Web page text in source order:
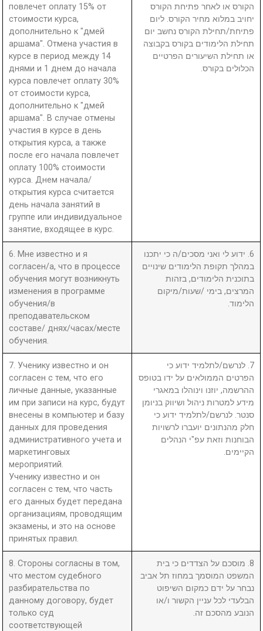
повлечет оплату 15% от
стоимости курса,
дополнительно к "дмей
аршама". Отмена участия в
курсе в период между 14
днями и 1 днем до начала
курса повлечет оплату 30%
от стоимости курса,
дополнительно к "дмей
аршама". В случае отмены
участия в курсе в день
открытия курса, а также
после его начала повлечет
оплату 100% стоимости
курса. Днем начала/
открытия курса считается
день начала занятий в
группе или индивидуальное
занятие, входящее в курс.
הקורס או לאחר פתיחת הקורס
יחויב במלוא מחיר הקורס. ליום
פתיחת/תחילת הקורס נחשב יום
תחילת הלימודים בקורס בקבוצה
או תחילת השיעורים הפרטיים
הכלולים בקורס.
6. Мне известно и я
согласен/а, что в процессе
обучения могут возникнуть
изменения в программе
обучения/в
преподавательском
составе/ днях/часах/месте
обучения.
6. ידוע לי ואני מסכים/ה כי יתכנו
במהלך תקופת הלימודים שינויים
בתוכנית הלימודים, בזהות
המרצים, בימי /שעות/מיקום
הלימוד.
7. Ученику известно и он
согласен с тем, что его
личные данные, указанные
им при записи на курс, будут
внесены в компьютер и базу
данных для проведения
административного учета и
маркетинговых
мероприятий.
Ученику известно и он
согласен с тем, что часть
его данных будет передана
организациям, проводящим
экзамены, и это на основе
принятых правил.
7. לנרשם/לתלמיד ידוע כי
הפרטים הממולאים על ידו בטופס
ההרשמה, יוזנו וינוהלו במאגרי
מידע למטרות ניהול ושיווק בניומן
סנטר. לנרשם/לתלמיד ידוע כי
חלק מהנתונים יועברו לרשויות
הבוחנות וזאת עפ"י הנהלים
הקיימים.
8. Стороны согласны в том,
что местом судебного
разбирательства по
данному договору, будет
только суд
соответствующей
8. מוסכם על הצדדים כי בית
המשפט המוסמך במחוז תל אביב
נבחר על ידם כמקום השיפוט
הבלעדי לכל עניין הקשור ו/או
הנובע מהסכם זה.